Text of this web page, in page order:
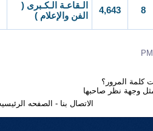
8
4,643
الـقاعـة الـكـبرى (
الفن والإعلام )
كلمة المرور؟
وجهة نظر صاحبها
الاتصال بنا - الصفحه